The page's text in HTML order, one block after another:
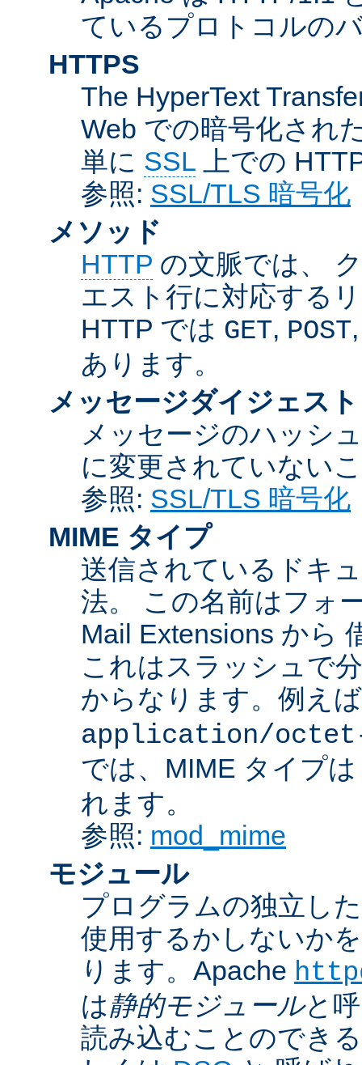
ているプロトコルの
HTTPS
The HyperText
Web での暗号化され
単に SSL 上での
参照: SSL/TLS 暗号化
メソッド
HTTP の文脈では、
エスト行に対応する
HTTP では GET, POST
あります。
メッセージダイジェスト
メッセージのハッシ
に変更されていない
参照: SSL/TLS 暗号化
MIME タイプ
送信されているドキ
法。 この名前はフォ
Mail Extensions から
これはスラッシュで
からなります。例え
application/
では、MIME タイプ
れます。
参照: mod_mime
モジュール
プログラムの独立し
使用するかしないか
ります。Apache
は静的モジュールと
読み込むことのでき